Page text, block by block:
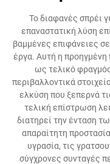
Το διαφανές σπρέι
επαναστατική λύση
βαμμένες επιφάνειες
έργα. Αυτή η προηγμένη
ως τελικό
περιβαλλοντικά
ελκύση που ξεπερνά
τελική επίστρωση
διατηρεί την ένταση
απαραίτητη
υγρασία, τις
σύγχρονες συνταγές